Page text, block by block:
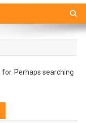
for. Perhaps searching